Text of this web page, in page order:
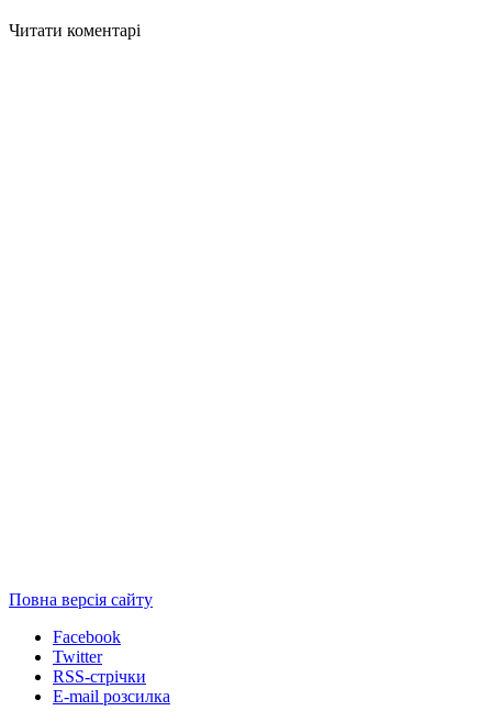
Читати коментарі
Повна версія сайту
Facebook
Twitter
RSS-стрічки
E-mail розсилка